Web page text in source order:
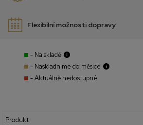
Flexibilní možnosti dopravy
- Na skladě
- Naskladníme do měsíce
- Aktuálně nedostupné
Produkt